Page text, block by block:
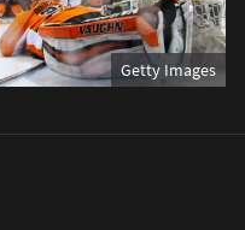
Getty Images